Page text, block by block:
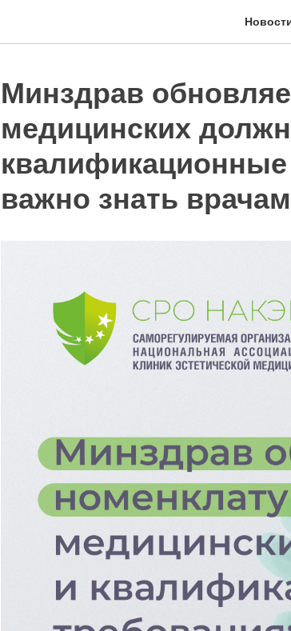
Минздрав
медицинских
квалификационные
важно знать